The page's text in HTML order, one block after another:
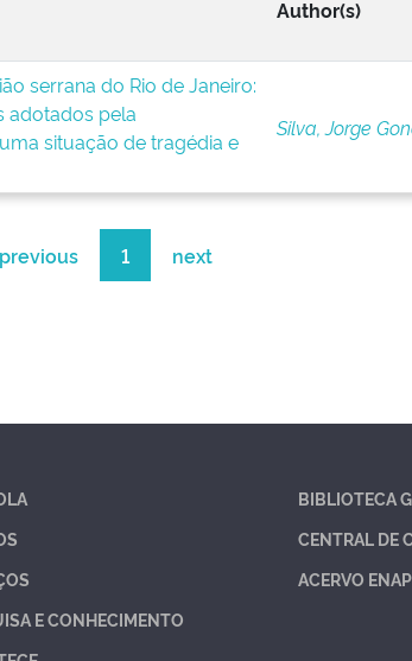
Author(s)
serrana do Rio de Janeiro:
adotados pela
situação de tragédia e
Silva, Jorge
previous 1 next
E CONHECIMENTO
BIBLIOTECA
CENTRAL DE
ACERVO ENAP